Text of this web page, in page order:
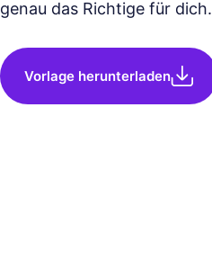
genau das Richtige für dich.
Vorlage herunterladen